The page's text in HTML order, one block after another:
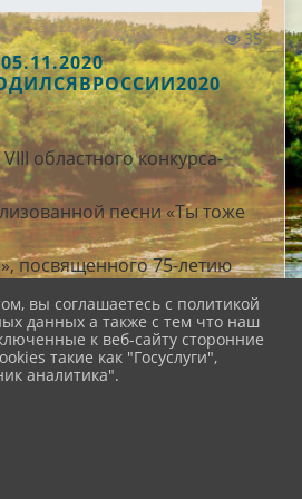
35
05.11.2020
областного конкурса-
песни «Ты тоже
посвященного 75-летию
Отечественной войне 1941-
В этом году в конкурсе-
участие 23 солиста и 22
Жюри пришлось
оценены. Прежде
всех участников
вы соглашаетесь с политикой
данных а также с тем что наш
к веб-сайту сторонние
такие как "Госуслуги",
аналитика".